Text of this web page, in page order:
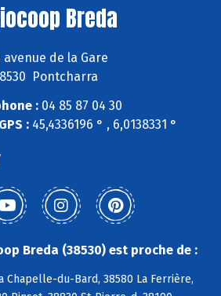
Breda
avenue de la Gare
Pontcharra
: 04 85 87 04 30
:45,4336196 ° , 6,0138331 °
Breda (38530) est proche de :
Chapelle-du-Bard, 38580 La Ferrière,